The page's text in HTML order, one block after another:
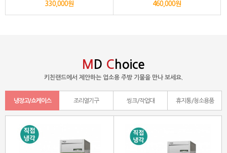
330,000원 460,000원
M D C hoice
키친랜드에서 제안하는 업소용 주방 기물을 만나 보세요.
냉장고/쇼케이스 조리열기구 씽크/작업대 휴지통/청소용품